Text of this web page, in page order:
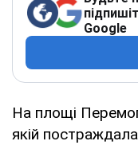
Google
На площі
якій